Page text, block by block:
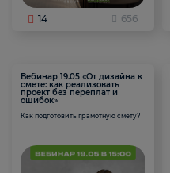
14 656
Вебинар 19.05 «От дизайна к
смете: как реализовать
проект без переплат и
ошибок»
Как подготовить грамотную смету?